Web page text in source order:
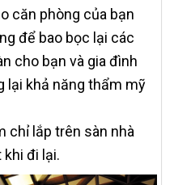
căn phòng của bạn
để bao bọc lại các
cho bạn và gia đình
lại khả năng thẩm mỹ
chỉ lắp trên sàn nhà
đi lại.